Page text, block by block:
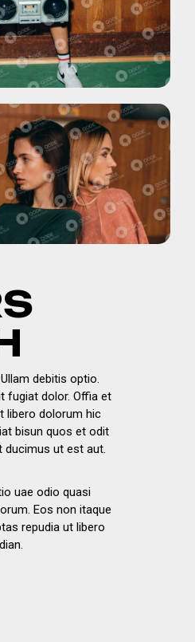
debitis optio.
fugiat dolor. Offia et
libero dolorum hic
bisun quos et odit
ducimus ut est aut.
uae odio quasi
Eos non itaque
repudia ut libero